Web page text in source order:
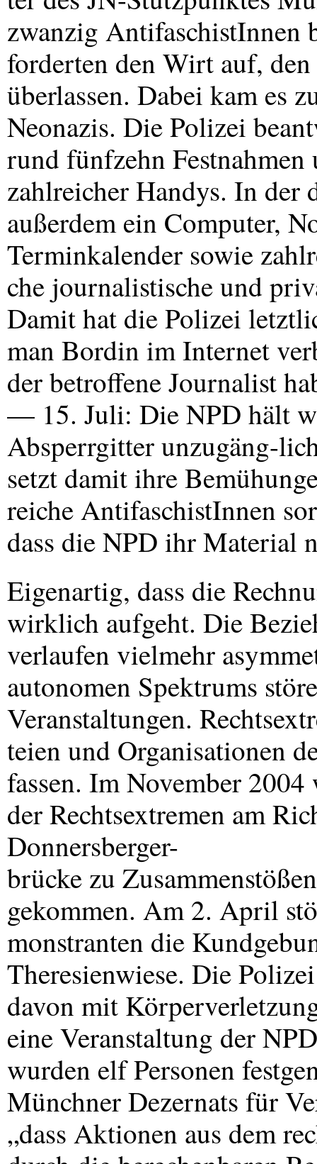
zwanzig AntifaschistInnen
forderten den Wirt auf,
überlassen. Dabei kam es
Neonazis. Die Polizei
rund fünfzehn
zahlreicher Handys. In der
außerdem ein Computer,
Terminkalender sowie
che journalistische und
Damit hat die Polizei
man Bordin im Internet
der betroffene Journalist
— 15. Juli: DieNPD hält
Absperrgitter unzugäng-
setzt damit ihre
reiche AntifaschistInnen
dass dieNPD ihr Material
Eigenartig, dass die
wirklich aufgeht. Die
verlaufen vielmehr
autonomen Spektrums
Veranstaltungen.
teien und Organisationen
fassen. Im November 2004
der Rechtsextremen am
Donnersberger-
brücke zu
gekommen. Am 2. April
monstranten die
Theresienwiese. Die
davon mit
eine Veranstaltung derNPD
wurden elf Personen
Münchner Dezernats für
„dass Aktionen aus dem